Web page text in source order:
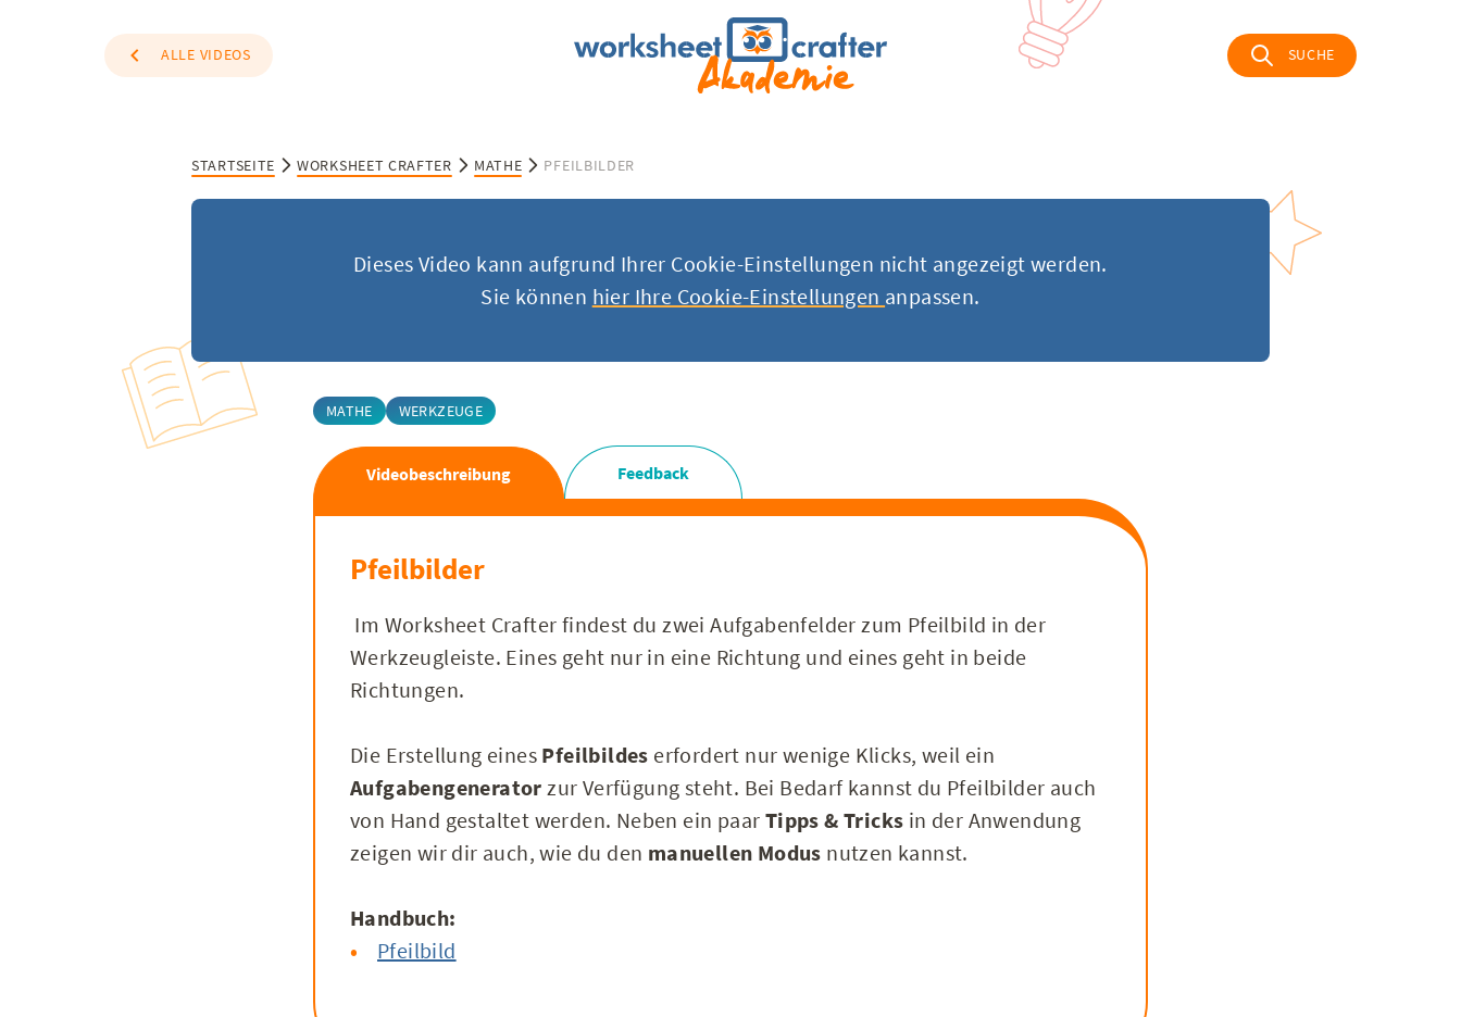
ALLE VIDEOS SUCHE
STARTSEITE WORKSHEET CRAFTER MATHE PFEILBILDER
Dieses Video kann aufgrund Ihrer Cookie-Einstellungen nicht angezeigt werden.
Sie können hier Ihre Cookie-Einstellungen anpassen.
MATHE WERKZEUGE
Videobeschreibung Feedback
Pfeilbilder
Im Worksheet Crafter findest du zwei Aufgabenfelder zum Pfeilbild in der
Werkzeugleiste. Eines geht nur in eine Richtung und eines geht in beide
Richtungen.
Die Erstellung eines Pfeilbildes erfordert nur wenige Klicks, weil ein
Aufgabengenerator zur Verfügung steht. Bei Bedarf kannst du Pfeilbilder auch
von Hand gestaltet werden. Neben ein paar Tipps & Tricks in der Anwendung
zeigen wir dir auch, wie du den manuellen Modus nutzen kannst.
Handbuch:
Pfeilbild